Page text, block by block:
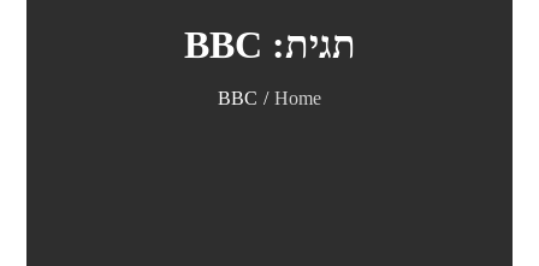
תגית: BBC
Home
BBC